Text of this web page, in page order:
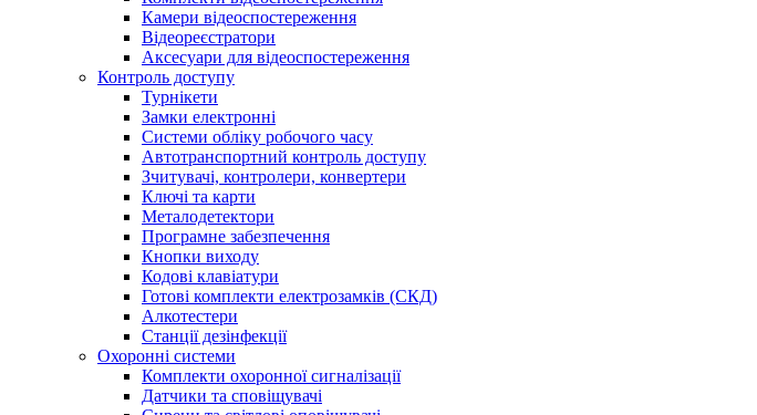
Камери відеоспостереження
Відеореєстратори
Аксесуари для відеоспостереження
Контроль доступу
Турнікети
Замки електронні
Системи обліку робочого часу
Автотранспортний контроль доступу
Зчитувачі, контролери, конвертери
Ключі та карти
Металодетектори
Програмне забезпечення
Кнопки виходу
Кодові клавіатури
Готові комплекти електрозамків (СКД)
Алкотестери
Станції дезінфекції
Охоронні системи
Комплекти охоронної сигналізації
Датчики та сповіщувачі